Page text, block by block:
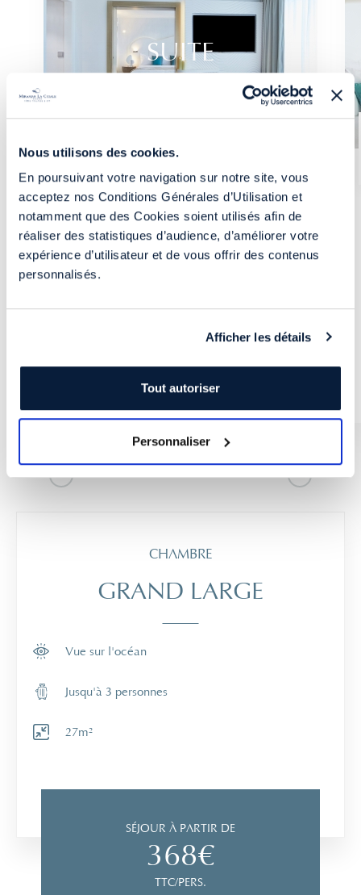
Nous utilisons des cookies.
En poursuivant votre navigation sur notre site, vous
acceptez nos Conditions Générales d’Utilisation et
notamment que des Cookies soient utilisés afin de
réaliser des statistiques d’audience, d’améliorer votre
expérience d’utilisateur et de vous offrir des contenus
personnalisés.
Afficher les détails
Tout autoriser
Personnaliser
AVANT DE CONTINUER...
VOUSRÉSIDEZ AU MIRAMAR LA CIGALE
SUITE
FIL DE L'EAU
Vue sur le lac
Jusqu'à 4 personnes
CHAMBRE
GRAND LARGE
Vue sur l'océan
Jusqu'à 3 personnes
27m²
SÉJOUR À PARTIR DE
368€
TTC/PERS.